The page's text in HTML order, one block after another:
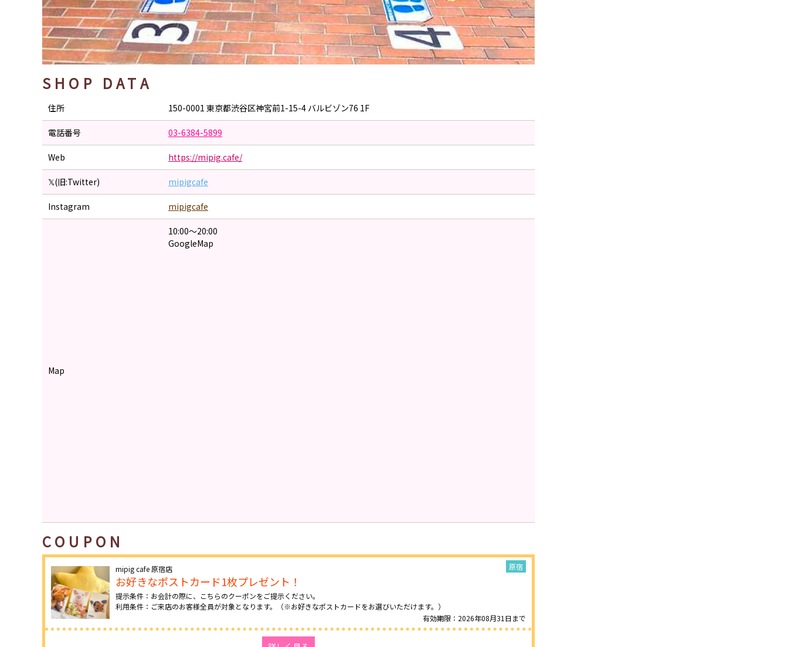
SHOP DATA
住所 150-0001 東京都渋谷区神宮前1-15-4 バルビゾン76 1F
電話番号 03-6384-5899
Web https://mipig.cafe/
𝕏(旧:Twitter) mipigcafe
Instagram mipigcafe
10:00〜20:00
COUPON
mipig cafe 原宿店
お好きなポストカード1枚プレゼント！
提示条件：お会計の際に、こちらのクーポンをご提示ください。
利用条件：ご来店のお客様全員が対象となります。（※お好きなポストカードをお選びいただけます。）
有効期限：2026年08月31日まで